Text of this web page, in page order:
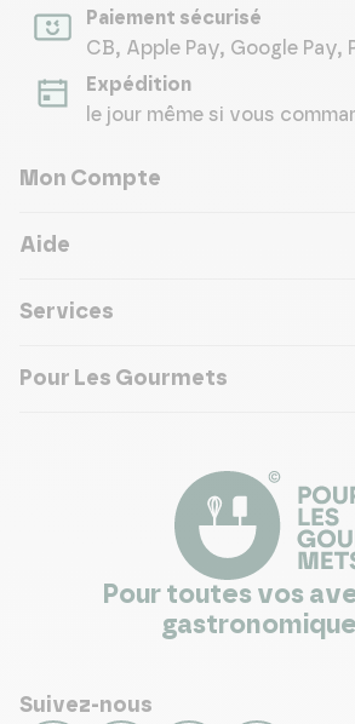
Paiement sécurisé
CB, Apple Pay, Google Pay,
Expédition
le jour même si vous
Mon Compte
Aide
Services
Pour Les Gourmets
Pour toutes vos
Suivez-nous